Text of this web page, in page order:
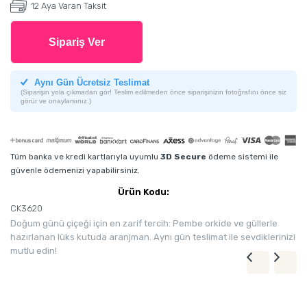
12 Aya Varan Taksit
Sipariş Ver
Aynı Gün Ücretsiz Teslimat
(Siparişin yola çıkmadan gör! Teslim edilmeden önce siparişinizin fotoğrafını önce siz
görür ve onaylarsınız.)
Tüm banka ve kredi kartlarıyla uyumlu 3D Secure ödeme sistemi ile
güvenle ödemenizi yapabilirsiniz.
Ürün Kodu:
CK3620
Doğum günü çiçeği için en zarif tercih: Pembe orkide ve güllerle
hazırlanan lüks kutuda aranjman. Aynı gün teslimat ile sevdiklerinizi
mutlu edin!